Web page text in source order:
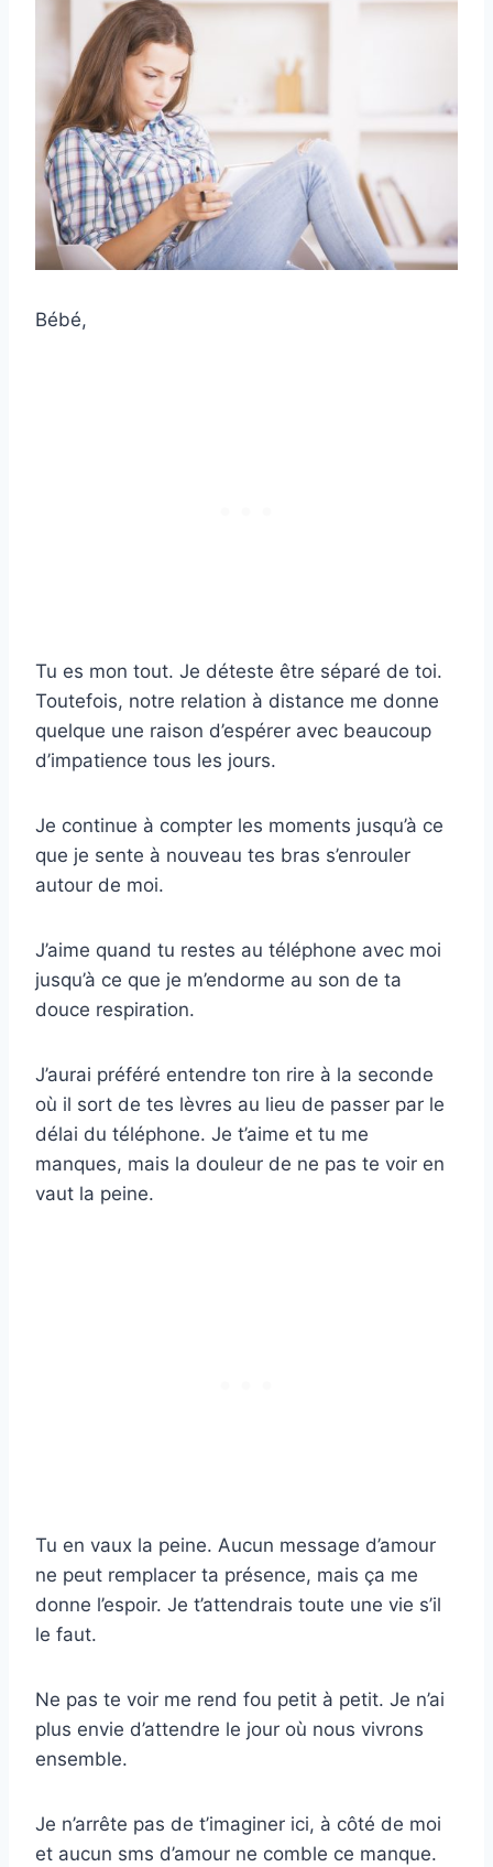
Bébé,
Tu es mon tout. Je déteste être séparé de toi.
Toutefois, notre relation à distance me donne
quelque une raison d’espérer avec beaucoup
d’impatience tous les jours.
Je continue à compter les moments jusqu’à ce
que je sente à nouveau tes bras s’enrouler
autour de moi.
J’aime quand tu restes au téléphone avec moi
jusqu’à ce que je m’endorme au son de ta
douce respiration.
J’aurai préféré entendre ton rire à la seconde
où il sort de tes lèvres au lieu de passer par le
délai du téléphone. Je t’aime et tu me
manques, mais la douleur de ne pas te voir en
vaut la peine.
Tu en vaux la peine. Aucun message d’amour
ne peut remplacer ta présence, mais ça me
donne l’espoir. Je t’attendrais toute une vie s’il
le faut.
Ne pas te voir me rend fou petit à petit. Je n’ai
plus envie d’attendre le jour où nous vivrons
ensemble.
Je n’arrête pas de t’imaginer ici, à côté de moi
et aucun sms d’amour ne comble ce manque.